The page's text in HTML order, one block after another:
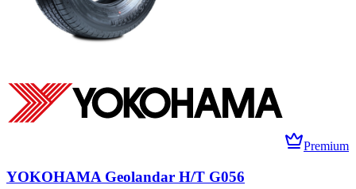
Premium
YOKOHAMA Geolandar H/T G056